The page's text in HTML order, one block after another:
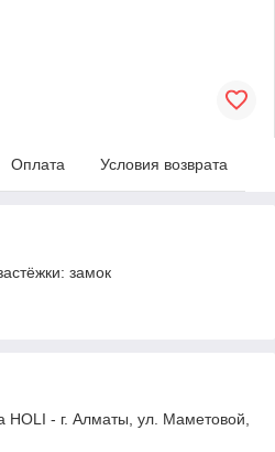
Оплата Условия возврата
замок
HOLI - г. Алматы, ул. Маметовой,